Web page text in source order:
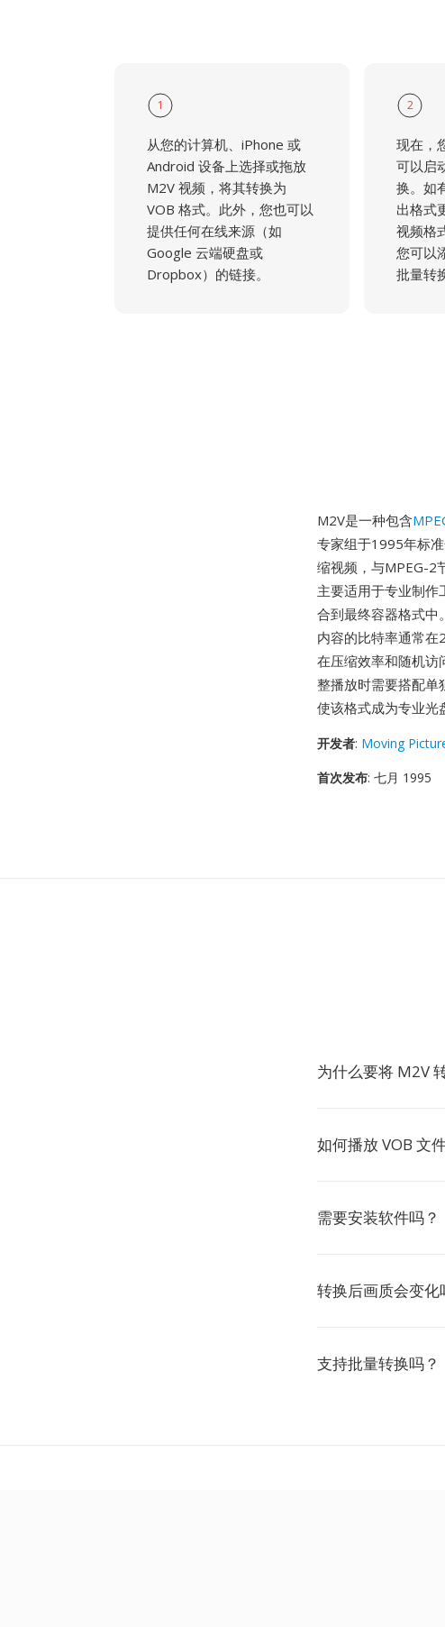
1
从您的计算机、iPhone 或
Android 设备上选择或拖放
M2V 视频，将其转换为
VOB 格式。此外，您也可以
提供任何在线来源（如
Google 云端硬盘或
Dropbox）的链接。
2
现在，
可以启
换。如
出格式
视频格
您可以
批量转
M2V是一种包含
专家组于1995年标
缩视频，与MPEG-2
主要适用于专业制作
合到最终容器格式
内容的比特率通常
在压缩效率和随机访
整播放时需要搭配单
使该格式成为专业光
开发者: Moving
首次发布: 七月 1995
为什么要将 M2V
如何播放 VOB 文
需要安装软件吗？
转换后画质会变化
支持批量转换吗？